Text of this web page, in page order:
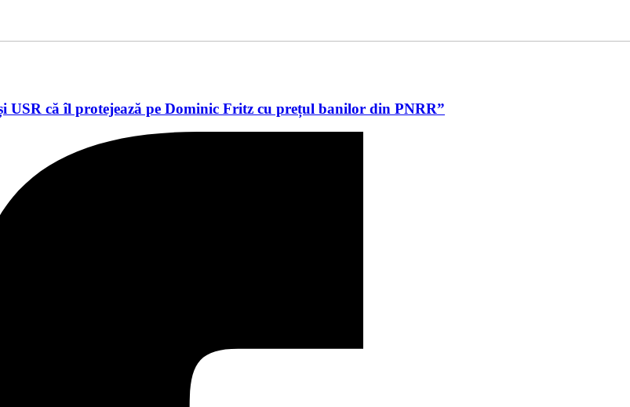
că îl protejează pe Dominic Fritz cu prețul banilor din PNRR”